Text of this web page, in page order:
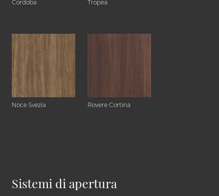
Cordoba Tropea
Noce Svezia Rovere Cortina
Sistemi di apertura